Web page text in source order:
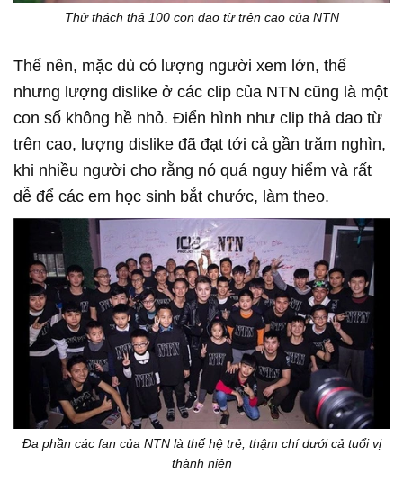
Thử thách thả 100 con dao từ trên cao của NTN
Thế nên, mặc dù có lượng người xem lớn, thế
nhưng lượng dislike ở các clip của NTN cũng là một
con số không hề nhỏ. Điển hình như clip thả dao từ
trên cao, lượng dislike đã đạt tới cả gần trăm nghìn,
khi nhiều người cho rằng nó quá nguy hiểm và rất
dễ để các em học sinh bắt chước, làm theo.
Đa phần các fan của NTN là thế hệ trẻ, thậm chí dưới cả tuổi vị
thành niên